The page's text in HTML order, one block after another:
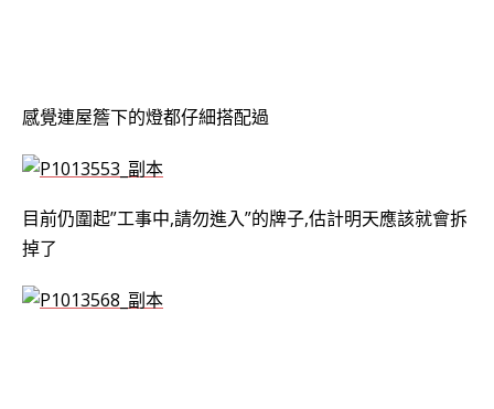
感覺連屋簷下的燈都仔細搭配過
目前仍圍起”工事中,請勿進入”的牌子,估計明天應該就會拆
掉了